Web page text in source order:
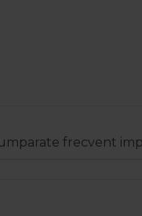
frecvent